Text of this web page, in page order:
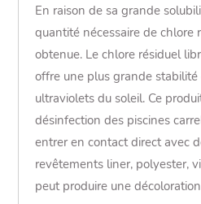
En raison de sa grande
quantité nécessaire de chlore
obtenue. Le chlore résiduel
offre une plus grande
ultraviolets du soleil. Ce
désinfection des piscines
entrer en contact direct avec
revêtements liner, polyester,
peut produire une